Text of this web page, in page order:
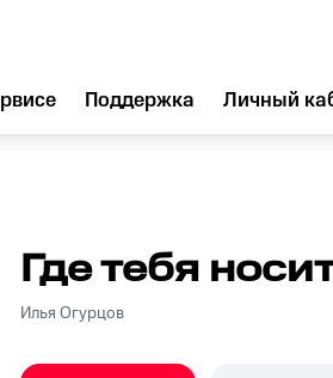
Поддержка Личный
Где тебя
Илья Огурцов